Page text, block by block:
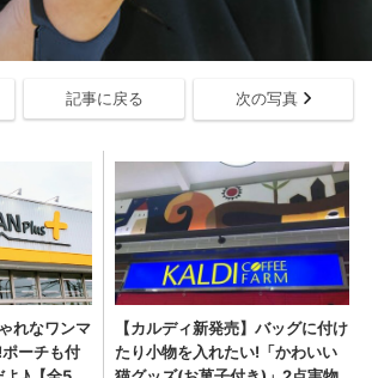
記事に戻る 次の写真